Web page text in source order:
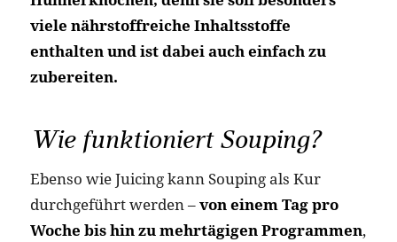
viele nährstoffreiche Inhaltsstoffe
enthalten und ist dabei auch einfach zu
zubereiten.
Wie funktioniert Souping?
Ebenso wie Juicing kann Souping als Kur
durchgeführt werden –von einem Tag pro
Woche bis hin zu mehrtägigen Programmen,